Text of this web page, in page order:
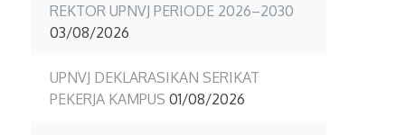
REKTOR UPNVJ PERIODE 2026–2030
03/08/2026
UPNVJ DEKLARASIKAN SERIKAT
PEKERJA KAMPUS 01/08/2026